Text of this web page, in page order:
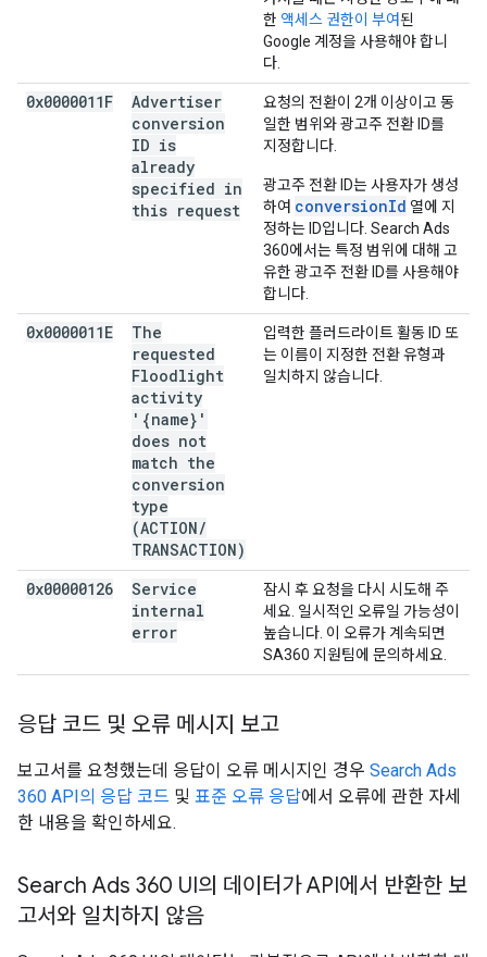
한 액세스 권한이 부여된
Google 계정을 사용해야 합니
다.
0x0000011F
Advertiser
conversion
ID is
already
specified in
this request
요청의 전환이 2개 이상이고 동
일한 범위와 광고주 전환 ID를
지정합니다.
광고주 전환 ID는 사용자가 생성
하여 conversionId 열에 지
정하는 ID입니다. Search Ads
360에서는 특정 범위에 대해 고
유한 광고주 전환 ID를 사용해야
합니다.
0x0000011E
The
requested
Floodlight
activity
'{name}'
does not
match the
conversion
type
(ACTION/
TRANSACTION)
입력한 플러드라이트 활동 ID 또
는 이름이 지정한 전환 유형과
일치하지 않습니다.
0x00000126
Service
internal
error
잠시 후 요청을 다시 시도해 주
세요. 일시적인 오류일 가능성이
높습니다. 이 오류가 계속되면
SA360 지원팀에 문의하세요.
응답 코드 및 오류 메시지 보고
보고서를 요청했는데 응답이 오류 메시지인 경우 Search Ads
360 API의 응답 코드 및 표준 오류 응답에서 오류에 관한 자세
한 내용을 확인하세요.
Search Ads 360 UI의 데이터가 API에서 반환한 보
고서와 일치하지 않음